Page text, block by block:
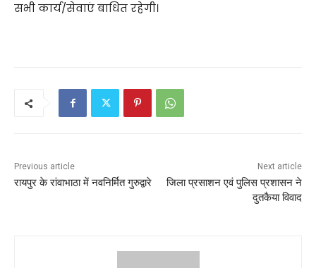
सभी कार्य/सेवाएं बाधित रहेगी।
Previous article
रायपुर के रांवाभाठा में नवनिर्मित गुरुद्वारे
Next article
जिला प्रसाशन एवं पुलिस प्रशासन ने
दुतकैया विवाद